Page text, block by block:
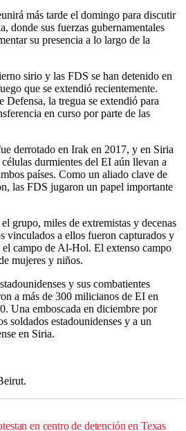
más tarde el domingo para discutir
donde sus fuerzas gubernamentales
su presencia a lo largo de la
sirio y las FDS se han detenido en
que se extendió recientemente.
la tregua se extendió para
en curso por parte de las
derrotado en Irak en 2017, y en Siria
durmientes del EI aún llevan a
países. Como un aliado clave de
las FDS jugaron un papel importante
grupo, miles de extremistas y decenas
vinculados a ellos fueron capturados y
el campo de Al-Hol. El extenso campo
mujeres y niños.
y sus combatientes
a más de 300 milicianos de EI en
Una emboscada en diciembre por
soldados estadounidenses y a un
en Siria.
en centro de detención en Texas